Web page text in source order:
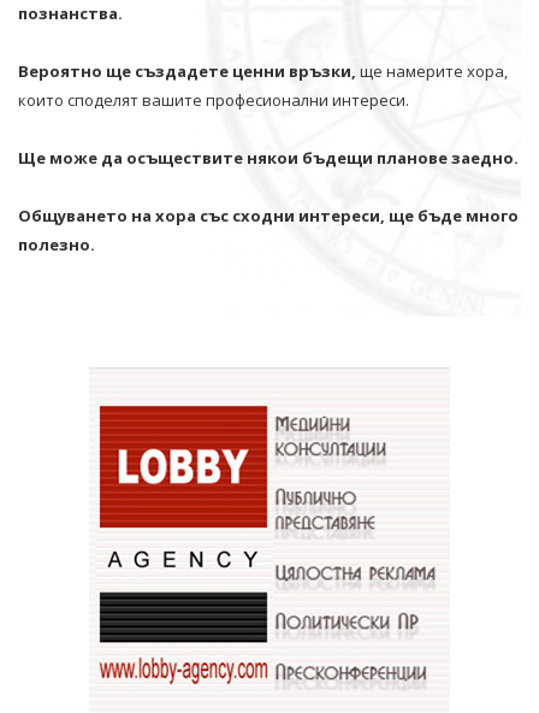
познанства.
Вероятно ще създадете ценни връзки, ще намерите хора,
които споделят вашите професионални интереси.
Ще може да осъществите някои бъдещи планове заедно.
Общуването на хора със сходни интереси, ще бъде много
полезно.